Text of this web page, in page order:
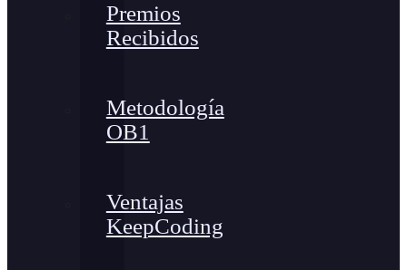
Premios
Recibidos
Metodología
OB1
Ventajas
KeepCoding